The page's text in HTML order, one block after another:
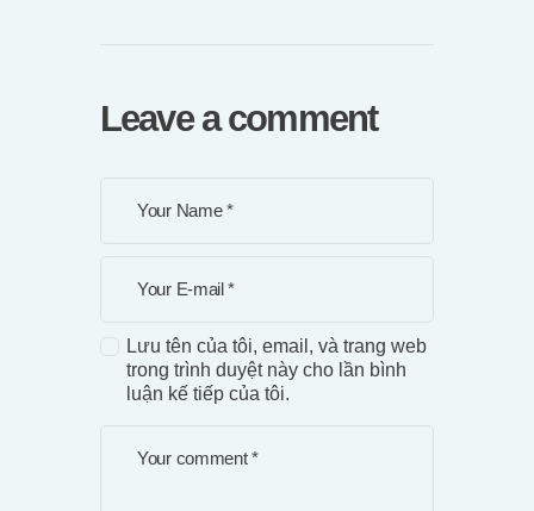
Leave a comment
Lưu tên của tôi, email, và trang web
trong trình duyệt này cho lần bình
luận kế tiếp của tôi.